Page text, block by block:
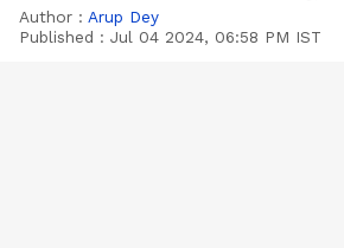
Author : Arup Dey
Published : Jul 04 2024, 06:58 PM IST